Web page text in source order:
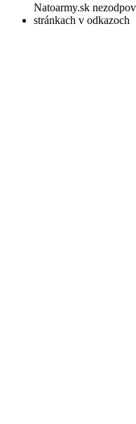
Natoarmy.sk
stránkach v odkazoch